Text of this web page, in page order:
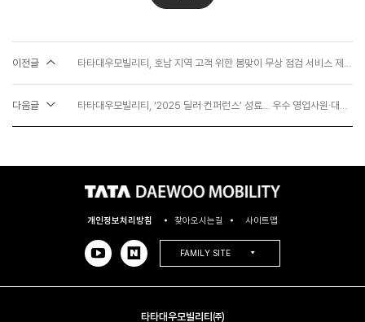
이전글 타타대우모빌리티, 호남 지역 고객 위한 봄맞이 무상 점검 서비스 제공… ‘AS 최고반장’ 캠페인 성료
다음글 타타대우모빌리티, ‘2025 딜러 컨퍼런스’ 성료… 우수 영업사원·대리점 시상
개인정보처리방침 찾아오시는길 사이트맵
FAMILY SITE
타타대우모빌리티㈜